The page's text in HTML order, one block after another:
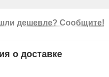
дешевле? Сообщите!
о доставке